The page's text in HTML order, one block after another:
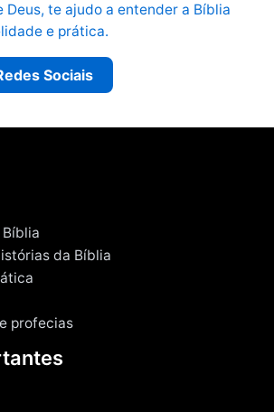
Deus, te ajudo a entender a Bíblia
e prática.
Sociais
da Bíblia
profecias